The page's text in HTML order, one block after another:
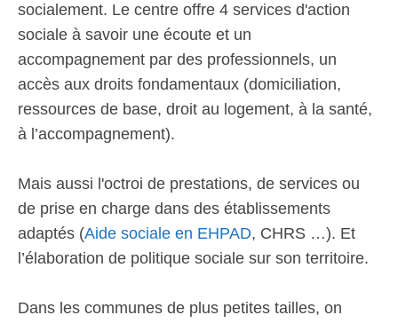
socialement. Le centre offre 4 services d'action
sociale à savoir une écoute et un
accompagnement par des professionnels, un
accès aux droits fondamentaux (domiciliation,
ressources de base, droit au logement, à la santé,
à l’accompagnement).
Mais aussi l'octroi de prestations, de services ou
de prise en charge dans des établissements
adaptés (Aide sociale en EHPAD, CHRS …). Et
l’élaboration de politique sociale sur son territoire.
Dans les communes de plus petites tailles, on